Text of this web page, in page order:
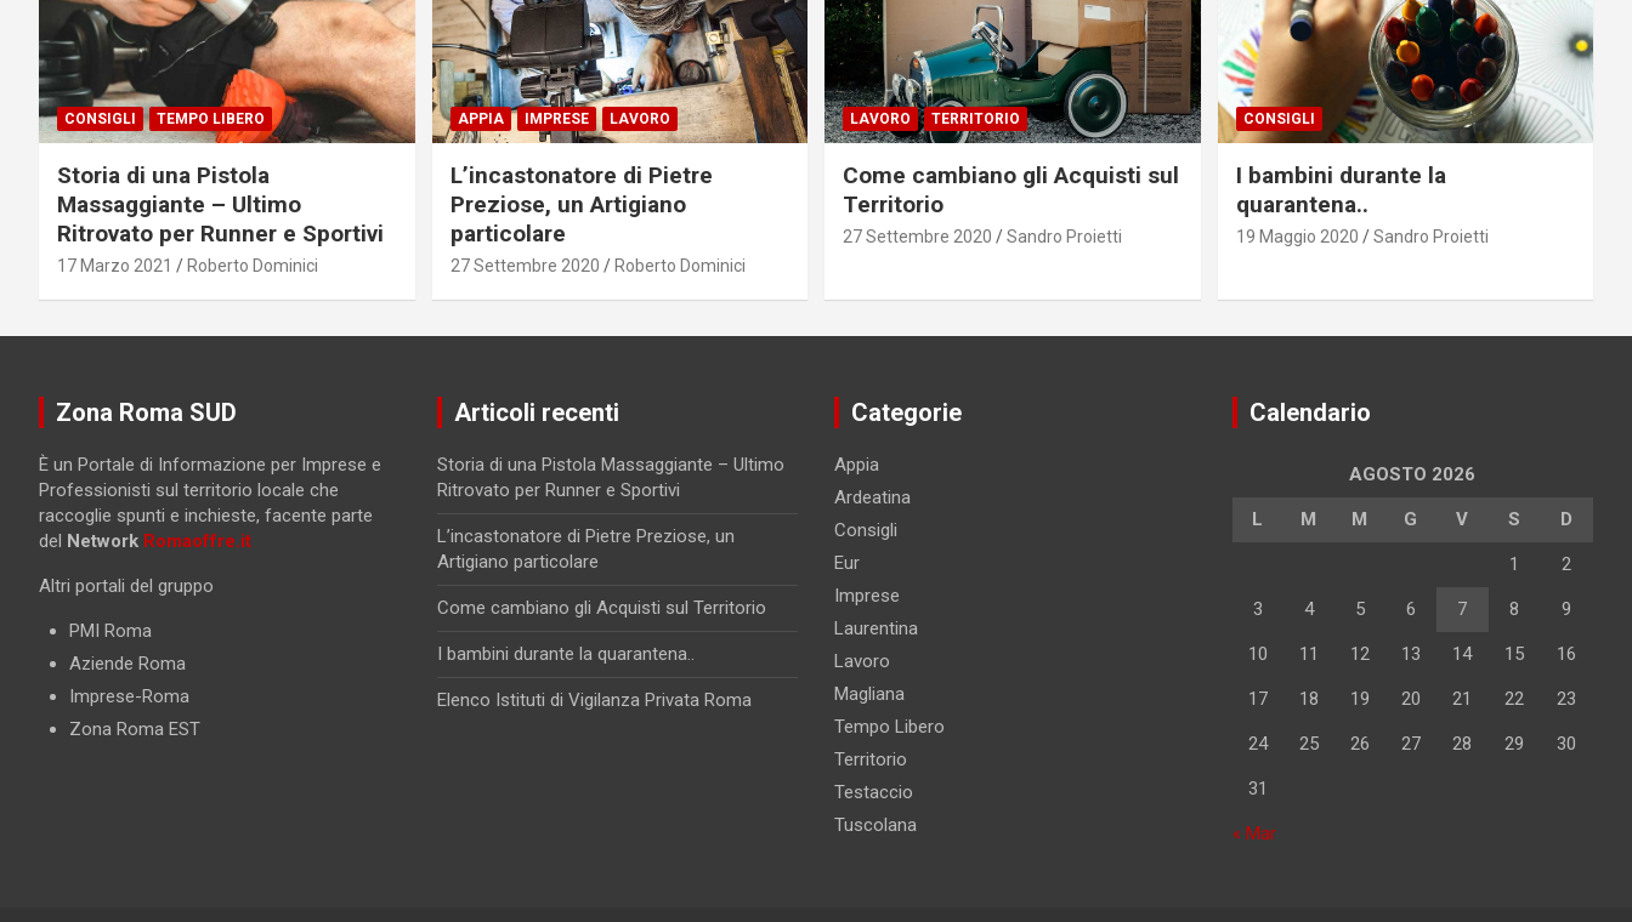
CONSIGLI TEMPO LIBERO
Storia di una Pistola
Massaggiante – Ultimo
Ritrovato per Runner e Sportivi
17 Marzo 2021 Roberto Dominici
APPIA IMPRESE LAVORO
L’incastonatore di Pietre
Preziose, un Artigiano
particolare
27 Settembre 2020 Roberto Dominici
LAVORO TERRITORIO
Come cambiano gli Acquisti sul
Territorio
27 Settembre 2020 Sandro Proietti
CONSIGLI
I bambini durante la
quarantena..
19 Maggio 2020 Sandro Proietti
Zona Roma SUD
È un Portale di Informazione per Imprese e
Professionisti sul territorio locale che
raccoglie spunti e inchieste, facente parte
del Network Romaoffre.it
Altri portali del gruppo
PMI Roma
Aziende Roma
Imprese-Roma
Zona Roma EST
Articoli recenti
Storia di una Pistola Massaggiante – Ultimo
Ritrovato per Runner e Sportivi
L’incastonatore di Pietre Preziose, un
Artigiano particolare
Come cambiano gli Acquisti sul Territorio
I bambini durante la quarantena..
Elenco Istituti di Vigilanza Privata Roma
Categorie
Appia
Ardeatina
Consigli
Eur
Imprese
Laurentina
Lavoro
Magliana
Tempo Libero
Territorio
Testaccio
Tuscolana
Calendario
AGOSTO 2026
L M M G V S D
1 2
3 4 5 6 7 8 9
10 11 12 13 14 15 16
17 18 19 20 21 22 23
24 25 26 27 28 29 30
31
« Mar